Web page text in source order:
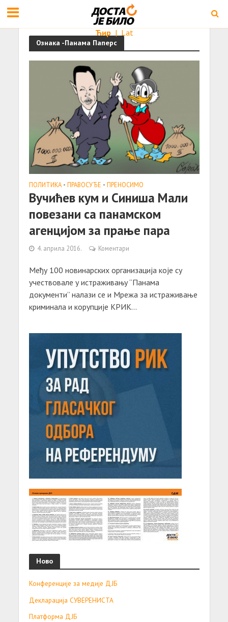
Ћир | Lat
Ознака -Панама Паперс
ПОЛИТИКА • ПРАВОСУЂЕ • ПРЕНОСИМО
Вучићев кум и Синиша Мали
повезани са панамском
агенцијом за прање пара
4. априла 2016. Коментари
Међу 100 новинарских организација које су
учествовале у истраживању “Панама
документи” налази се и Мрежа за истраживање
криминала и корупције КРИК...
Ново
Конференције за медије ДЈБ
Декларација СУВЕРЕНИСТА
Платформа ДЈБ